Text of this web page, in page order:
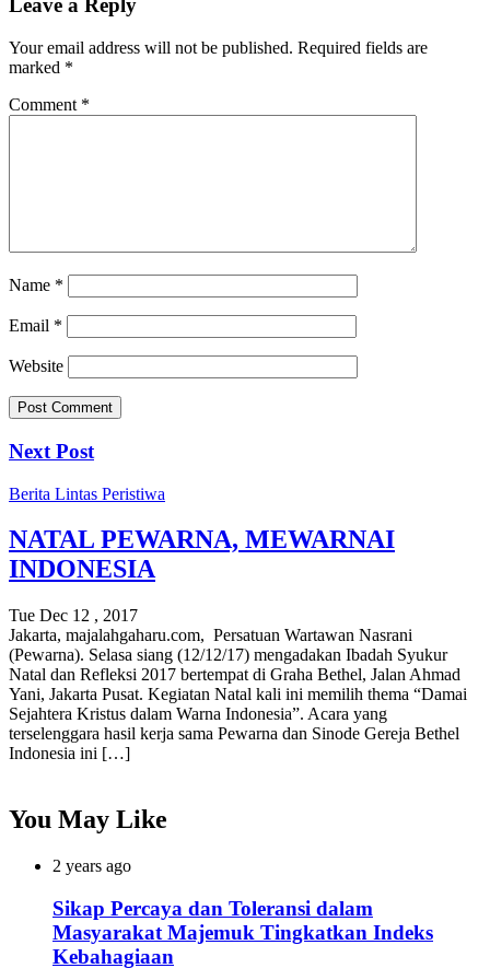
Leave a Reply
Your email address will not be published. Required fields are
marked *
Comment *
Name *
Email *
Website
Next Post
Berita Lintas Peristiwa
NATAL PEWARNA, MEWARNAI
INDONESIA
Tue Dec 12 , 2017
Jakarta, majalahgaharu.com, Persatuan Wartawan Nasrani
(Pewarna). Selasa siang (12/12/17) mengadakan Ibadah Syukur
Natal dan Refleksi 2017 bertempat di Graha Bethel, Jalan Ahmad
Yani, Jakarta Pusat. Kegiatan Natal kali ini memilih thema “Damai
Sejahtera Kristus dalam Warna Indonesia”. Acara yang
terselenggara hasil kerja sama Pewarna dan Sinode Gereja Bethel
Indonesia ini […]
You May Like
2 years ago
Sikap Percaya dan Toleransi dalam
Masyarakat Majemuk Tingkatkan Indeks
Kebahagiaan